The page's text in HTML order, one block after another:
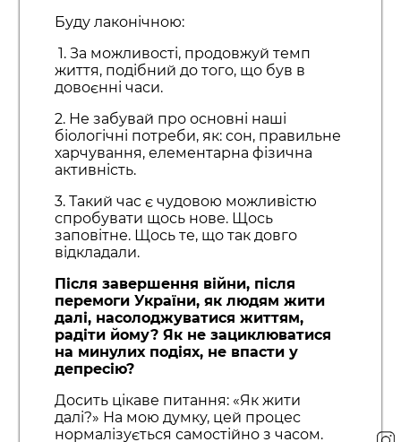
Буду лаконічною:
1. За можливості, продовжуй темп
життя, подібний до того, що був в
довоєнні часи.
2. Не забувай про основні наші
біологічні потреби, як: сон, правильне
харчування, елементарна фізична
активність.
3. Такий час є чудовою можливістю
спробувати щось нове. Щось
заповітне. Щось те, що так довго
відкладали.
Після завершення війни, після
перемоги України, як людям жити
далі, насолоджуватися життям,
радіти йому? Як не зациклюватися
на минулих подіях, не впасти у
депресію?
Досить цікаве питання: «Як жити
далі?» На мою думку, цей процес
нормалізується самостійно з часом.